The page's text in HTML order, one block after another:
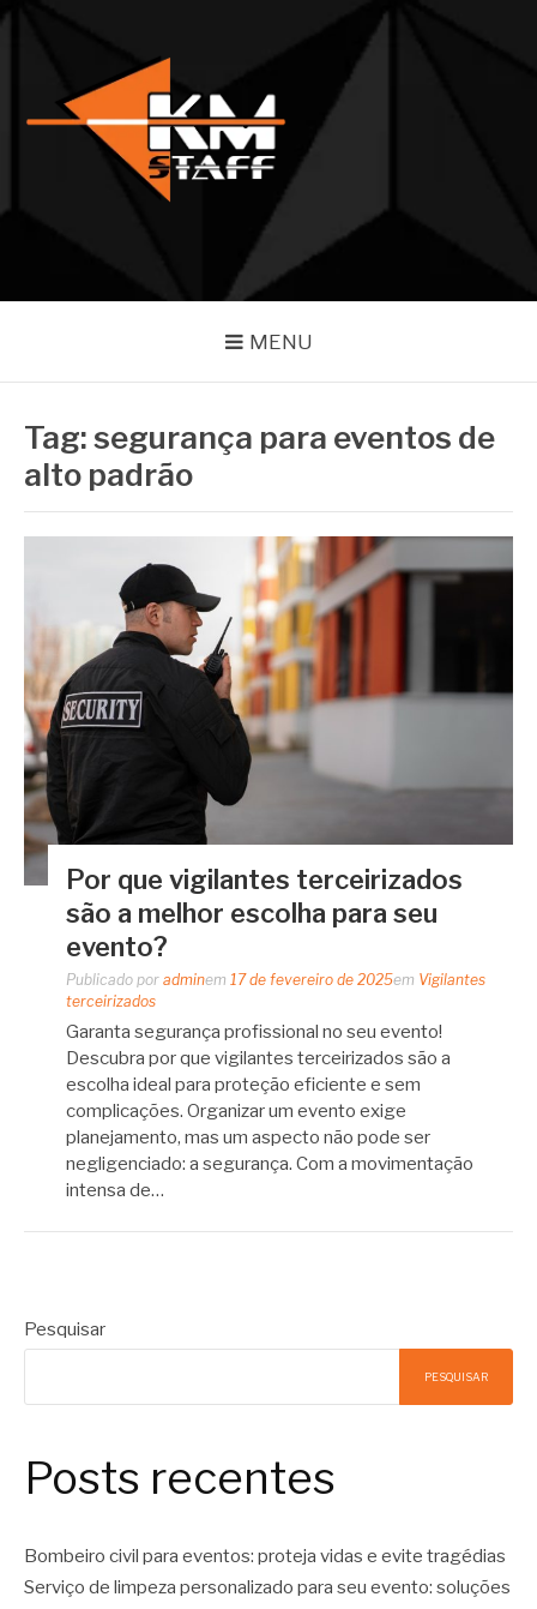
Pular
BLOG KM STAFF
Referência em competência e atendimento em eventos
MENU
Tag:segurança para eventos de
alto padrão
Por que vigilantes terceirizados
são a melhor escolha para seu
evento?
Publicado por adminem 17 de fevereiro de 2025em Vigilantes
terceirizados
Garanta segurança profissional no seu evento!
Descubra por que vigilantes terceirizados são a
escolha ideal para proteção eficiente e sem
complicações. Organizar um evento exige
planejamento, mas um aspecto não pode ser
negligenciado: a segurança. Com a movimentação
intensa de…
Pesquisar
PESQUISAR
Posts recentes
Bombeiro civil para eventos: proteja vidas e evite tragédias
Serviço de limpeza personalizado para seu evento: soluções